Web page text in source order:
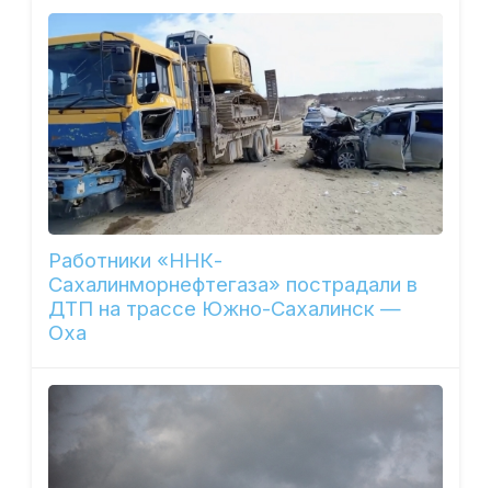
Работники «ННК-
Сахалинморнефтегаза» пострадали в
ДТП на трассе Южно-Сахалинск —
Оха